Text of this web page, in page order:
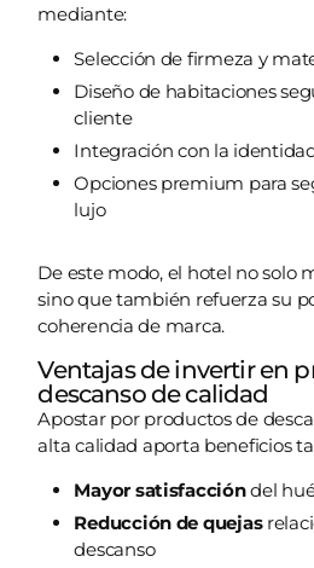
mediante:
Selección de firmeza y
Diseño de habitaciones
cliente
Integración con la
Opciones premium para
lujo
De este modo, el hotel no solo
sino que también refuerza su
coherencia de marca.
Ventajas de invertir en
descanso de calidad
Apostar por productos de
alta calidad aporta beneficios
Mayor satisfaccióndel
Reducción de quejas
descanso